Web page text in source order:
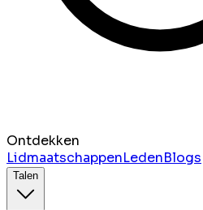
Ontdekken
LidmaatschappenLedenBlogs
Talen